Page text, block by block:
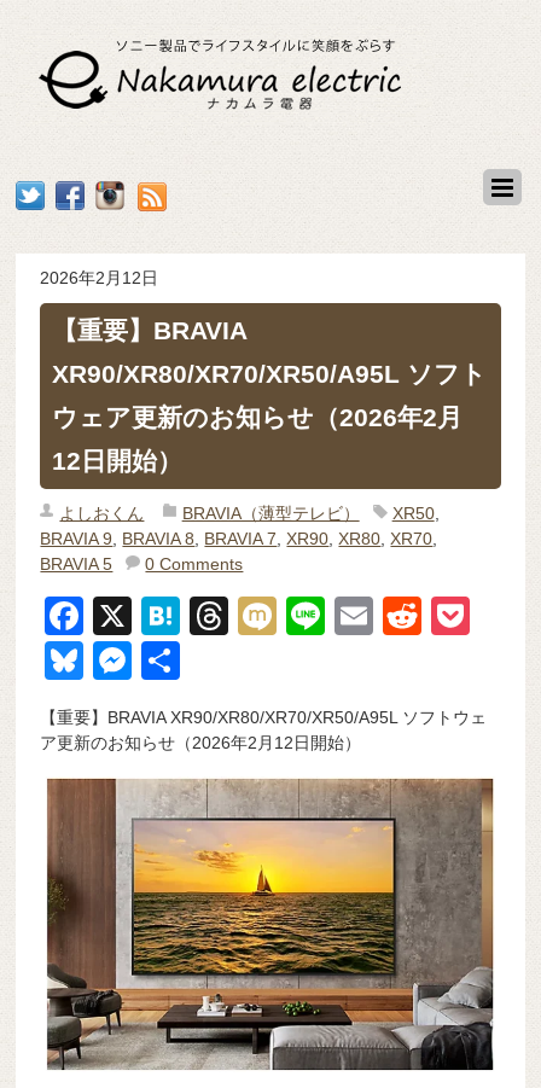
2026年2月12日
【重要】BRAVIA
XR90/XR80/XR70/XR50/A95L ソフト
ウェア更新のお知らせ（2026年2月
12日開始）
よしおくん BRAVIA（薄型テレビ） XR50,
BRAVIA 9
BRAVIA 8 BRAVIA 7 ,XR90 ,XR80 ,XR70
BRAVIA 5
0 Comments
F
a
c
e
b
k
X
H
n
a
T
a
d
s
M
Li
E
R
di
t
et
Bl
u
e
sk
M
ss
e
n
g
er
【重要】BRAVIA XR90/XR80/XR70/XR50/A95L ソフトウェ
ア更新のお知らせ（2026年2月12日開始）